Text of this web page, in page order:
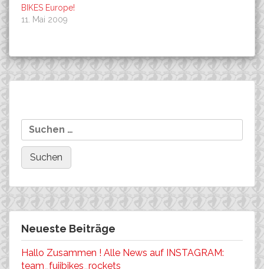
BIKES Europe!
11. Mai 2009
Neueste Beiträge
Hallo Zusammen ! Alle News auf INSTAGRAM:
team_fujibikes_rockets